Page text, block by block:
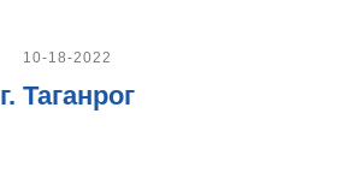
10-18-2022
г. Таганрог